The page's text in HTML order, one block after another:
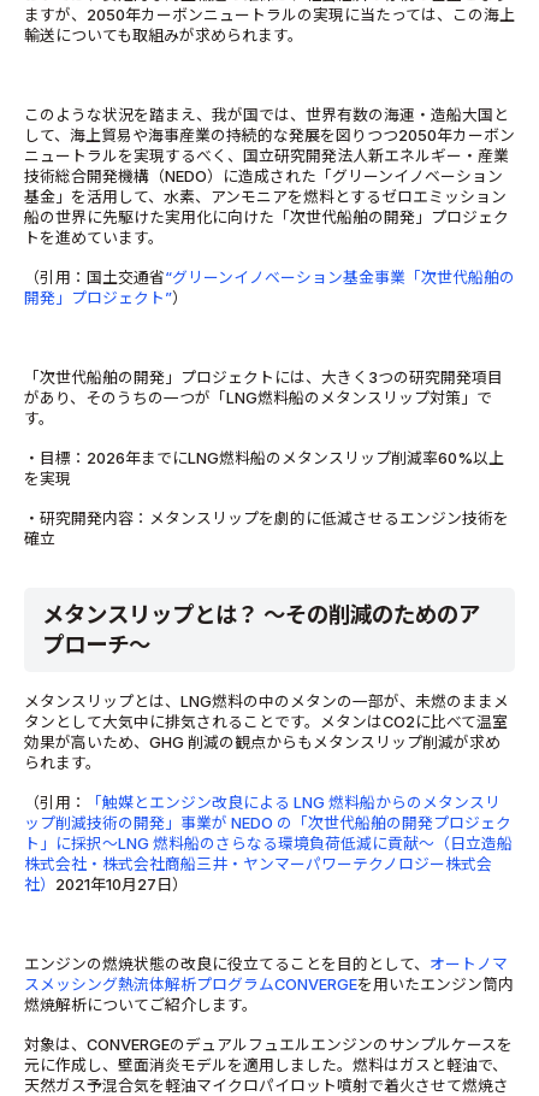
ますが、2050年カーボンニュートラルの実現に当たっては、この海上
輸送についても取組みが求められます。
このような状況を踏まえ、我が国では、世界有数の海運・造船大国と
して、海上貿易や海事産業の持続的な発展を図りつつ2050年カーボン
ニュートラルを実現するべく、国立研究開発法人新エネルギー・産業
技術総合開発機構（NEDO）に造成された「グリーンイノベーション
基金」を活用して、水素、アンモニアを燃料とするゼロエミッション
船の世界に先駆けた実用化に向けた「次世代船舶の開発」プロジェク
トを進めています。
（引用：国土交通省“グリーンイノベーション基金事業「次世代船舶の
開発」プロジェクト”）
「次世代船舶の開発」プロジェクトには、大きく3つの研究開発項目
があり、そのうちの一つが「LNG燃料船のメタンスリップ対策」で
す。
・目標：2026年までにLNG燃料船のメタンスリップ削減率60%以上
を実現
・研究開発内容：メタンスリップを劇的に低減させるエンジン技術を
確立
メタンスリップとは？ ～その削減のためのア
プローチ～
メタンスリップとは、LNG燃料の中のメタンの一部が、未燃のままメ
タンとして大気中に排気されることです。メタンはCO2に比べて温室
効果が高いため、GHG 削減の観点からもメタンスリップ削減が求め
られます。
（引用：
「触媒とエンジン改良による LNG 燃料船からのメタンスリ
ップ削減技術の開発」事業が NEDO の「次世代船舶の開発プロジェク
ト」に採択～LNG 燃料船のさらなる環境負荷低減に貢献～（日立造船
株式会社・株式会社商船三井・ヤンマーパワーテクノロジー株式会
社） 2021年10月27日）
エンジンの燃焼状態の改良に役立てることを目的として、 オートノマ
スメッシング熱流体解析プログラムCONVERGEを用いたエンジン筒内
燃焼解析についてご紹介します。
対象は、CONVERGEのデュアルフュエルエンジンのサンプルケースを
元に作成し、壁面消炎モデルを適用しました。燃料はガスと軽油で、
天然ガス予混合気を軽油マイクロパイロット噴射で着火させて燃焼さ